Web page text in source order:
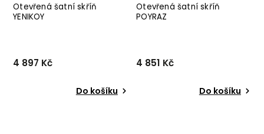
Otevřená šatní skříň
YENIKOY
4 897 Kč
Do košíku
Otevřená šatní skříň
POYRAZ
4 851 Kč
Do košíku